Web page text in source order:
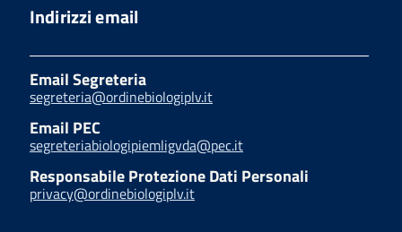
Indirizzi email
Email Segreteria
segreteria@ordinebiologiplv.it
Email PEC
segreteriabiologipiemligvda@pec.it
Responsabile Protezione Dati Personali
privacy@ordinebiologiplv.it